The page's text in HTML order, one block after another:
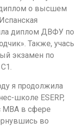
диплом о высшем
диплом ДВФУ по
Также, учась
экзамен по
я продолжила
школе ESERP,
MBA в сфере
во